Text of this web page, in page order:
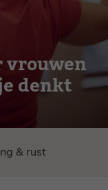
denkt
& rust